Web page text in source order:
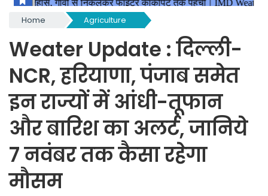
Home Agriculture
Weater Update : दिल्ली-
NCR, हरियाणा, पंजाब समेत
इन राज्यों में आंधी-तूफान
और बारिश का अलर्ट, जानिये
7 नवंबर तक कैसा रहेगा
मौसम